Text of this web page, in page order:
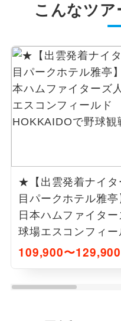
こんなツ
★【出雲発着ナイタ
目パークホテル雅
日本ハムファイタ
球場エスコンフィー
HOKKAIDOで野球
109,900〜129,900